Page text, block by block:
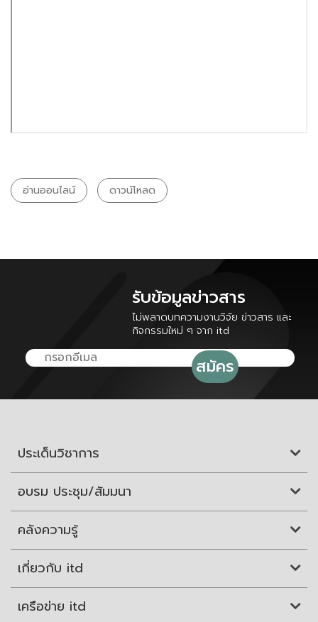
อ่านออนไลน์ ดาวน์โหลด
รับข้อมูลข่าวสาร
ไม่พลาดบทความงานวิจัย ข่าวสาร และ
กิจกรรมใหม่ ๆ จาก itd
ประเด็นวิชาการ
อบรม ประชุม/สัมมนา
คลังความรู้
เกี่ยวกับ itd
เครือข่าย itd